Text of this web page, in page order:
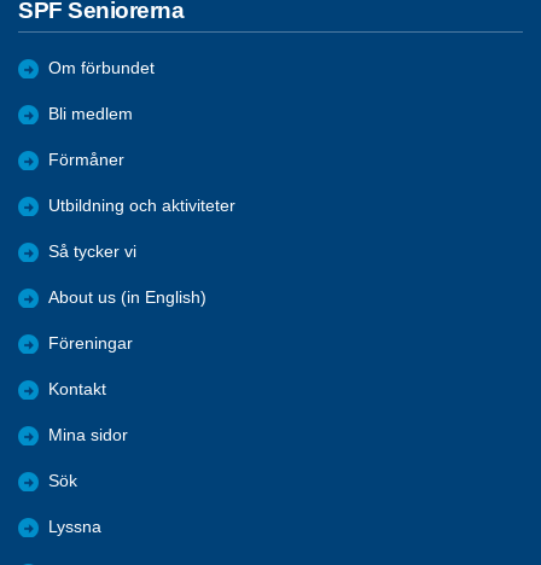
SPF Seniorerna
Om förbundet
Bli medlem
Förmåner
Utbildning och aktiviteter
Så tycker vi
About us (in English)
Föreningar
Kontakt
Mina sidor
Sök
Lyssna